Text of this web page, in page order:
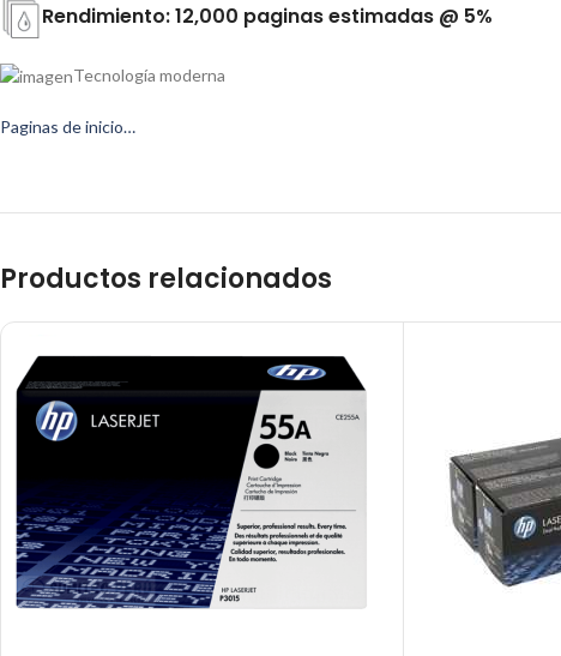
Rendimiento: 12,000 paginas estimadas @ 5%
Tecnología moderna
Paginas de inicio…
Productos relacionados